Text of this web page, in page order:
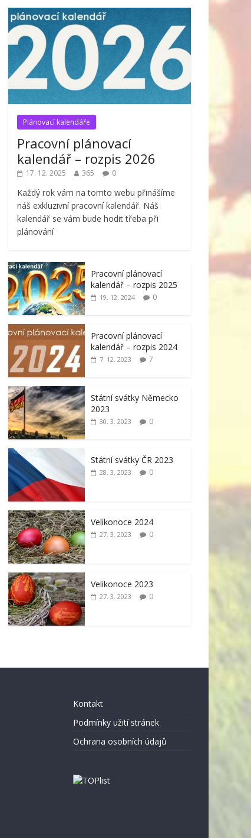
Plánovací kalendáře
Pracovní plánovací
kalendář – rozpis 2026
17. 12. 2025 365 0
Každý rok vám na tomto webu přinášíme
náš exkluzivní pracovní kalendář. Náš
kalendář se vám bude hodit třeba při
plánování
Pracovní plánovací
kalendář – rozpis 2025
19. 12. 2024 0
Pracovní plánovací
kalendář – rozpis 2024
7. 12. 2023 7
Státní svátky Německo
2023
30. 3. 2023 0
Státní svátky ČR 2023
28. 3. 2023 0
Velikonoce 2024
27. 3. 2023 0
Velikonoce 2023
27. 3. 2023 0
Kontakt
Podmínky užití stránek
Ochrana osobních údajů